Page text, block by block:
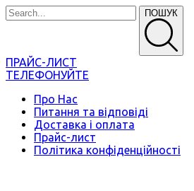
ПОШУК
ПРАЙС-ЛИСТ
ТЕЛЕФОНУЙТЕ
Про Нас
Питання та відповіді
Доставка і оплата
Прайс-лист
Політика конфіденційності